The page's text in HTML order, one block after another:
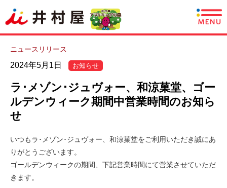
商品情報
あずきについて
企業情報
採用情報
ニュースリリース
2024年5月1日 お知らせ
ラ･メゾン･ジュヴォー、和涼菓堂、ゴー
ルデンウィーク期間中営業時間のお知ら
せ
いつもラ･メゾン･ジュヴォー、和涼菓堂をご利用いただき誠にあ
りがとうございます。
ゴールデンウィークの期間、下記営業時間にて営業させていただ
きます。